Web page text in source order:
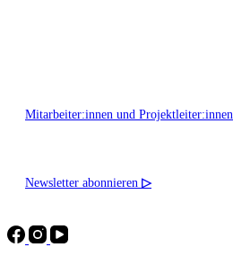
Mitarbeiter:innen und Projektleiter:innen
Newsletter abonnieren ▷